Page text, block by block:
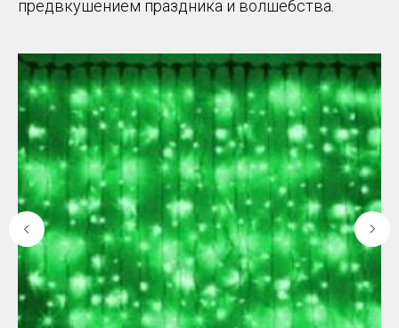
предвкушением праздника и волшебства.